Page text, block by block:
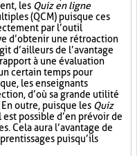
les Quiz en ligne
(QCM) puisque ces
par l’outil
d’obtenir une rétroaction
d’ailleurs de l’avantage
à une évaluation
certain temps pour
les enseignants
d’où sa grande utilité
outre, puisque les Quiz
possible d’en prévoir de
Cela aura l’avantage de
puisqu’ils